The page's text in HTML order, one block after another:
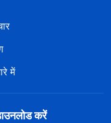
में
करें